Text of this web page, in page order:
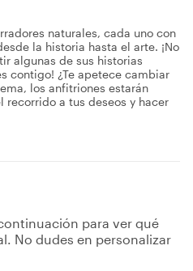
naturales, cada uno con
la historia hasta el arte. ¡No
algunas de sus historias
contigo! ¿Te apetece cambiar
los anfitriones estarán
recorrido a tus deseos y hacer
para ver qué
No dudes en personalizar